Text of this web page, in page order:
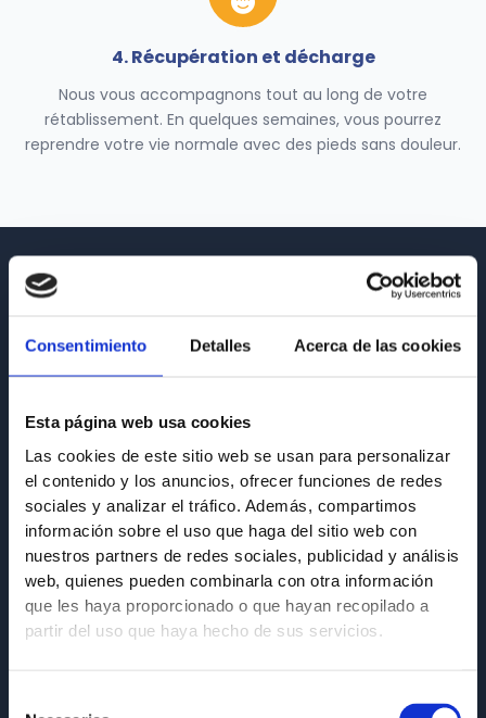
Consentimiento Detalles Acerca de las cookies
Esta página web usa cookies
Las cookies de este sitio web se usan para personalizar
el contenido y los anuncios, ofrecer funciones de redes
sociales y analizar el tráfico. Además, compartimos
información sobre el uso que haga del sitio web con
nuestros partners de redes sociales, publicidad y análisis
web, quienes pueden combinarla con otra información
que les haya proporcionado o que hayan recopilado a
partir del uso que haya hecho de sus servicios.
4. Récupération et décharge
Nous vous accompagnons tout au long de votre
rétablissement. En quelques semaines, vous pourrez
reprendre votre vie normale avec des pieds sans douleur.
Les raisons pour lesquelles des
confiance
Fondée en 1979, notre clinique de podologie est